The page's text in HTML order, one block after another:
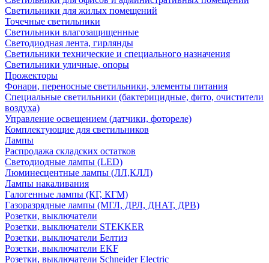
Светильники для жилых помещений
Точечные светильники
Светильники влагозащищенные
Светодиодная лента, гирлянды
Светильники технические и специального назначения
Светильники уличные, опоры
Прожекторы
Фонари, переносные светильники, элементы питания
Специальные светильники (бактерицидные, фито, очистители
воздуха)
Управление освещением (датчики, фотореле)
Комплектующие для светильников
Лампы
Распродажа складских остатков
Светодиодные лампы (LED)
Люминесцентные лампы (ЛЛ,КЛЛ)
Лампы накаливания
Галогенные лампы (КГ, КГМ)
Газоразрядные лампы (МГЛ, ДРЛ, ДНАТ, ДРВ)
Розетки, выключатели
Розетки, выключатели STEKKER
Розетки, выключатели Белтиз
Розетки, выключатели EKF
Розетки, выключатели Schneider Electric